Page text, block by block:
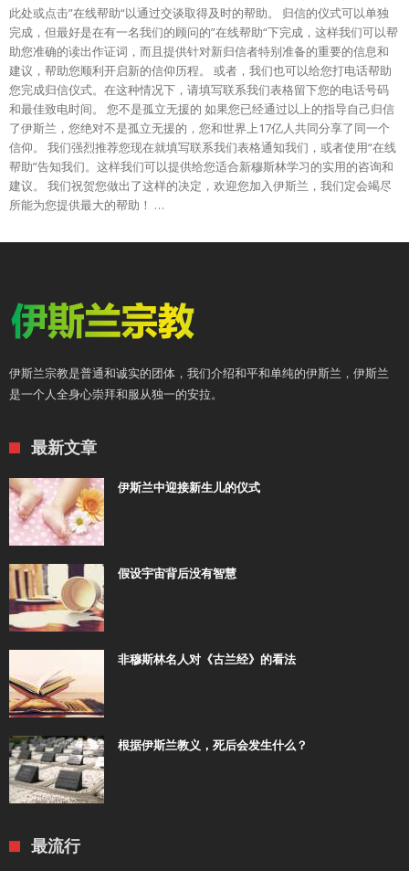
此处或点击”在线帮助“以通过交谈取得及时的帮助。 归信的仪式可以单独
完成，但最好是在有一名我们的顾问的”在线帮助“下完成，这样我们可以帮
助您准确的读出作证词，而且提供针对新归信者特别准备的重要的信息和
建议，帮助您顺利开启新的信仰历程。 或者，我们也可以给您打电话帮助
您完成归信仪式。在这种情况下，请填写联系我们表格留下您的电话号码
和最佳致电时间。 您不是孤立无援的 如果您已经通过以上的指导自己归信
了伊斯兰，您绝对不是孤立无援的，您和世界上17亿人共同分享了同一个
信仰。 我们强烈推荐您现在就填写联系我们表格通知我们，或者使用“在线
帮助”告知我们。这样我们可以提供给您适合新穆斯林学习的实用的咨询和
建议。 我们祝贺您做出了这样的决定，欢迎您加入伊斯兰，我们定会竭尽
所能为您提供最大的帮助！ …
伊斯兰宗教是普通和诚实的团体，我们介绍和平和单纯的伊斯兰，伊斯兰
是一个人全身心崇拜和服从独一的安拉。
最新文章
伊斯兰中迎接新生儿的仪式
假设宇宙背后没有智慧
非穆斯林名人对《古兰经》的看法
根据伊斯兰教义，死后会发生什么？
最流行